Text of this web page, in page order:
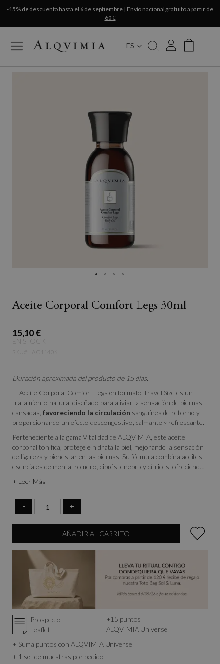
-15% de descuento hasta el 6 de septiembre | Envío nacional gratuitoa partir de
60 €
ES
My Cart
Aceite Corporal Comfort Legs 30ml
15,10 €
EN STOCK
Duración aproximada del producto de 15 días.
El Aceite Corporal Comfort Legs en formato Travel Size es un
tratamiento natural diseñado para aliviar la sensación de piernas
cansadas, favoreciendo la circulación sanguínea de retorno y
proporcionando un efecto descongestivo, calmante y refrescante.
Perteneciente a la gama Vitalidad de ALQVIMIA, este aceite
corporal tonifica, protege e hidrata la piel, mejorando la sensación
de ligereza y bienestar en las piernas. Su fórmula combina aceites
esenciales de menta, romero, ciprés, enebro y cítricos, ofreciendo
vitalidad tras un día intenso o largos períodos de inactividad.
+ Leer Más
- +
AÑADIR AL CARRITO
Prospecto
Leaflet
+15 puntos
ALQVIMIA Universe
+ Suma puntos con ALQVIMIA Universe
+ 1 set de muestras por pedido